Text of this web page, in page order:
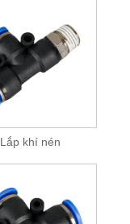
Lắp khí nén